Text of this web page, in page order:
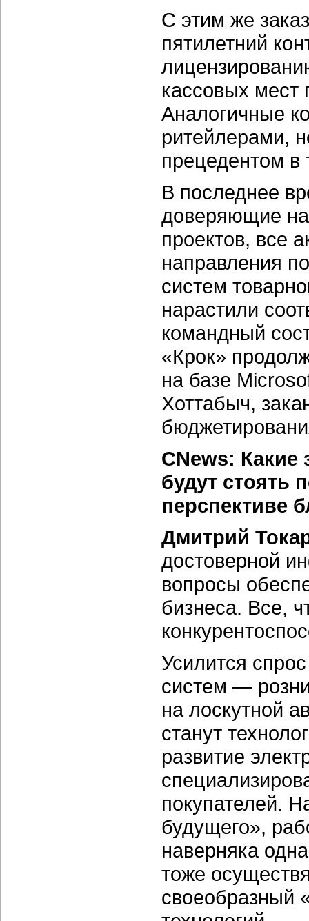
С этим же
пятилетний
кассовых мест
Аналогичные
ритейлерами,
прецедентом в
В последнее
доверяющие
проектов, все
направления
систем
нарастили
командный
«Крок»
на базе
Хоттабыч,
CNews: Какие
будут стоять
перспективе
Дмитрий
достоверной
вопросы
бизнеса. Все,
Усилится
систем —
на лоскутной
станут
развитие
покупателей.
будущего»,
наверняка
тоже
своеобразный